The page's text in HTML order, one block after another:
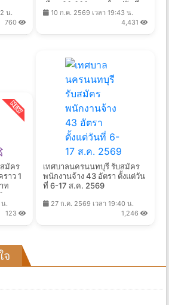
ท
น.
760
เดือน 20,000 บาท ตั้งแต่วันที่
10 ก.ค. - 31 ส.ค. 2569
10 ก.ค. 2569 เวลา 19:43 น.
4,431
มัคร
าว 1
ท
น.
123
เทศบาลนครนนทบุรี รับสมัคร
พนักงานจ้าง 43 อัตรา ตั้งแต่วัน
ที่ 6-17 ส.ค. 2569
27 ก.ค. 2569 เวลา 19:40 น.
1,246